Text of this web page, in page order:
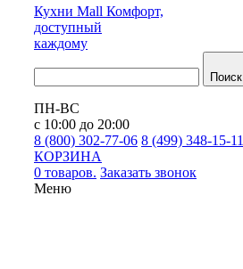
Кухни Mall Комфорт,
доступный
каждому
Поиск
ПН-ВС
с 10:00 до 20:00
8 (800) 302-77-06 8 (499) 348-15-11
КОРЗИНА
0 товаров. Заказать звонок
Меню